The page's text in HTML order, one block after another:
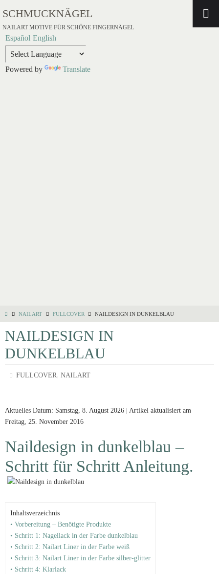
SCHMUCKNÄGEL
NAILART MOTIVE FÜR SCHÖNE FINGERNÄGEL
Español English
Powered by Translate
NAILART FULLCOVER NAILDESIGN IN DUNKELBLAU
NAILDESIGN IN
DUNKELBLAU
FULLCOVER,NAILART
Aktuelles Datum: Samstag, 8. August 2026 | Artikel aktualisiert am
Freitag, 25. November 2016
Naildesign in dunkelblau –
Schritt für Schritt Anleitung.
Inhaltsverzeichnis
• Vorbereitung – Benötigte Produkte
• Schritt 1: Nagellack in der Farbe dunkelblau
• Schritt 2: Nailart Liner in der Farbe weiß
• Schritt 3: Nailart Liner in der Farbe silber-glitter
• Schritt 4: Klarlack